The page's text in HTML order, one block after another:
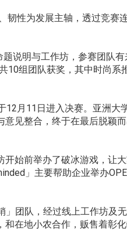
韧性为发展主轴，透过竞赛
说明与工作坊，参赛团队
10组团队获奖，其中时尚系
12月11日进入决赛。亚洲大
见整合，终于在最后脱颖
始前举办了破冰游戏，让
」主要帮助企业举办
」团队，经过线上工作坊及
在地小农合作，贩售着彰